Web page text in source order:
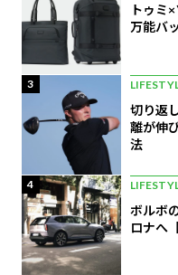
トゥミ
万能バ
3
切り返
離が伸
法
4
ボルボ
ロナへ